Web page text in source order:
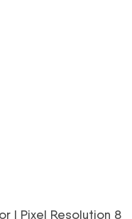
| Pixel Resolution 8